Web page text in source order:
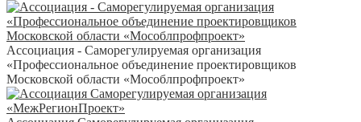
Ассоциация - Саморегулируемая организация
«Профессиональное объединение проектировщиков
Московской области «Мособлпрофпроект»